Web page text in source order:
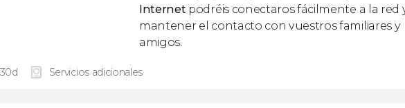
Internet podréis conectaros fácilmente a la red
mantener el contacto con vuestros familiares y
amigos.
Servicios adicionales